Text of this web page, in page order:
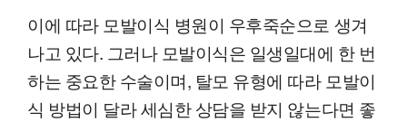
이에 따라 모발이식 병원이 우후죽순으로 생겨
나고 있다. 그러나 모발이식은 일생일대에 한 번
하는 중요한 수술이며, 탈모 유형에 따라 모발이
식 방법이 달라 세심한 상담을 받지 않는다면 좋